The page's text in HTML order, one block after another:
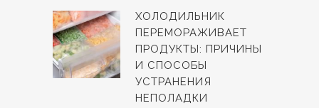
ХОЛОДИЛЬНИК
ПЕРЕМОРАЖИВАЕТ
ПРОДУКТЫ: ПРИЧИНЫ
И СПОСОБЫ
УСТРАНЕНИЯ
НЕПОЛАДКИ